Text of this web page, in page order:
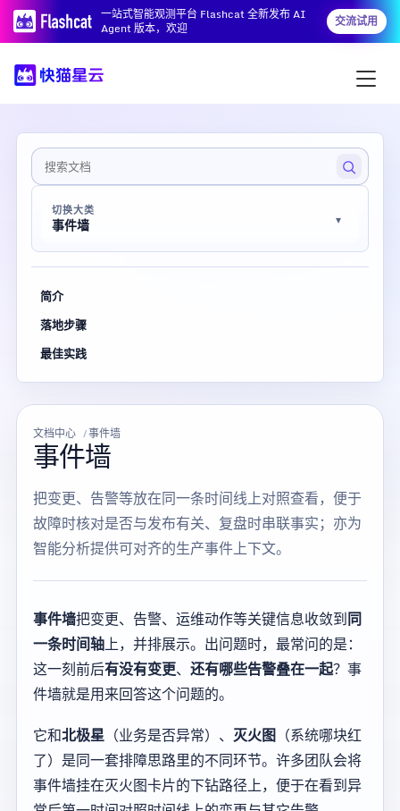
一站式智能观测平台 Flashcat 全新发布 AI
Agent 版本，欢迎
交流试用
切换大类
事件墙
简介
落地步骤
最佳实践
文档中心 事件墙
事件墙
把变更、告警等放在同一条时间线上对照查看，便于
故障时核对是否与发布有关、复盘时串联事实；亦为
智能分析提供可对齐的生产事件上下文。
事件墙把变更、告警、运维动作等关键信息收敛到同
一条时间轴上，并排展示。出问题时，最常问的是：
这一刻前后有没有变更、 还有哪些告警叠在一起？事
件墙就是用来回答这个问题的。
它和北极星 （业务是否异常）、 灭火图 （系统哪块红
了）是同一套排障思路里的不同环节。许多团队会将
事件墙挂在灭火图卡片的下钻路径上，便于在看到异